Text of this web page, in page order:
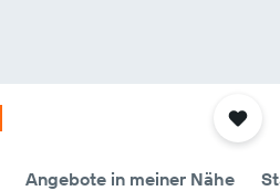
Angebote in meiner Nähe